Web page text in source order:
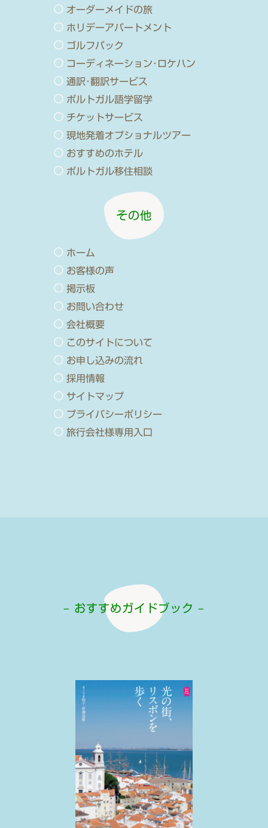
オーダーメイドの旅
ホリデーアパートメント
ゴルフパック
コーディネーション･ロケハン
通訳･翻訳サービス
ポルトガル語学留学
チケットサービス
現地発着オプショナルツアー
おすすめのホテル
ポルトガル移住相談
その他
ホーム
お客様の声
掲示板
お問い合わせ
会社概要
このサイトについて
お申し込みの流れ
採用情報
サイトマップ
プライバシーポリシー
旅行会社様専用入口
– おすすめガイドブック –